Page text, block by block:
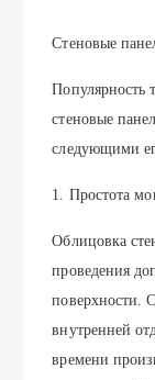
Стеновые
Популярность
стеновые
следующими
1. Простота
Облицовка
проведения
поверхности.
внутренней
времени